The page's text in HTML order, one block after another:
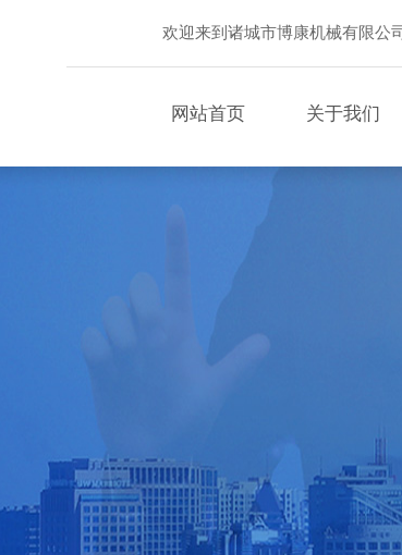
欢迎来到诸城市博康机械有限公
网站首页 关于我们